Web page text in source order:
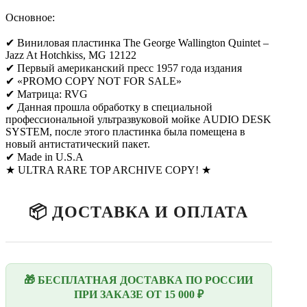
Основное:
✔ Виниловая пластинка The George Wallington Quintet –
Jazz At Hotchkiss, MG 12122
✔ Первый американский пресс 1957 года издания
✔ «PROMO COPY NOT FOR SALE»
✔ Матрица: RVG
✔ Данная прошла обработку в специальной
профессиональной ультразвуковой мойке AUDIO DESK
SYSTEM, после этого пластинка была помещена в
новый антистатический пакет.
✔ Made in U.S.A
★ ULTRA RARE TOP ARCHIVE COPY! ★
📦 ДОСТАВКА И ОПЛАТА
🎁 БЕСПЛАТНАЯ ДОСТАВКА ПО РОССИИ
ПРИ ЗАКАЗЕ ОТ 15 000 ₽